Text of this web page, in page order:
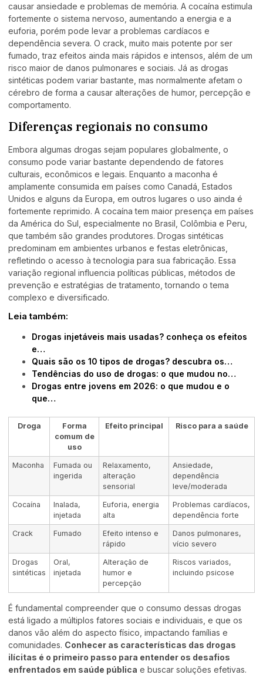
causar ansiedade e problemas de memória. A cocaína estimula
fortemente o sistema nervoso, aumentando a energia e a
euforia, porém pode levar a problemas cardíacos e
dependência severa. O crack, muito mais potente por ser
fumado, traz efeitos ainda mais rápidos e intensos, além de um
risco maior de danos pulmonares e sociais. Já as drogas
sintéticas podem variar bastante, mas normalmente afetam o
cérebro de forma a causar alterações de humor, percepção e
comportamento.
Diferenças regionais no consumo
Embora algumas drogas sejam populares globalmente, o
consumo pode variar bastante dependendo de fatores
culturais, econômicos e legais. Enquanto a maconha é
amplamente consumida em países como Canadá, Estados
Unidos e alguns da Europa, em outros lugares o uso ainda é
fortemente reprimido. A cocaína tem maior presença em países
da América do Sul, especialmente no Brasil, Colômbia e Peru,
que também são grandes produtores. Drogas sintéticas
predominam em ambientes urbanos e festas eletrônicas,
refletindo o acesso à tecnologia para sua fabricação. Essa
variação regional influencia políticas públicas, métodos de
prevenção e estratégias de tratamento, tornando o tema
complexo e diversificado.
Leia também:
Drogas injetáveis mais usadas? conheça os efeitos
e…
Quais são os 10 tipos de drogas? descubra os…
Tendências do uso de drogas: o que mudou no…
Drogas entre jovens em 2026: o que mudou e o
que…
Droga
Forma
comum de
uso
Efeito principal Risco para a saúde
Maconha
Fumada ou
ingerida
Relaxamento,
alteração
sensorial
Ansiedade,
dependência
leve/moderada
Cocaína
Inalada,
injetada
Euforia, energia
alta
Problemas cardíacos,
dependência forte
Crack Fumado
Efeito intenso e
rápido
Danos pulmonares,
vício severo
Drogas
sintéticas
Oral,
injetada
Alteração de
humor e
percepção
Riscos variados,
incluindo psicose
É fundamental compreender que o consumo dessas drogas
está ligado a múltiplos fatores sociais e individuais, e que os
danos vão além do aspecto físico, impactando famílias e
comunidades. Conhecer as características das drogas
ilícitas é o primeiro passo para entender os desafios
enfrentados em saúde pública e buscar soluções efetivas.